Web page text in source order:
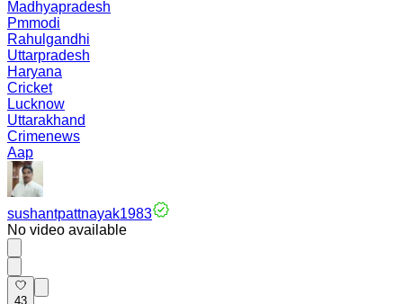
Madhyapradesh
Pmmodi
Rahulgandhi
Uttarpradesh
Haryana
Cricket
Lucknow
Uttarakhand
Crimenews
Aap
sushantpattnayak1983
No video available
43